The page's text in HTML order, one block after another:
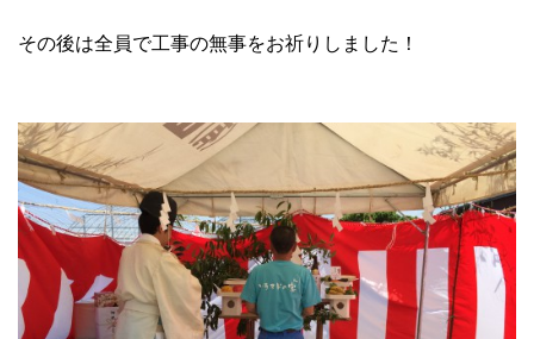
その後は全員で工事の無事をお祈りしました！